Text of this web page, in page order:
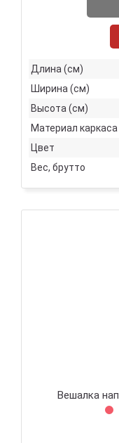
Длина (см)
Ширина (см)
Высота (см)
Материал каркаса
Цвет
Вес, брутто
Вешалка